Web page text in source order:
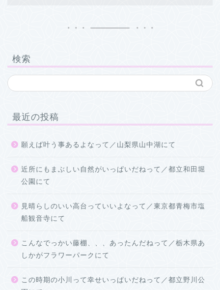
検索
最近の投稿
願えば叶う事あるよなって／山梨県山中湖にて
近所にもまぶしい自然がいっぱいだねって／都立和田堀
公園にて
見晴らしのいい高台っていいよなって／東京都青梅市塩
船観音寺にて
こんなでっかい藤棚、、、あったんだねって／栃木県あ
しかがフラワーパークにて
この時期の小川って幸せいっぱいだねって／都立野川公